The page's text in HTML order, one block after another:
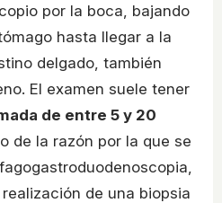
por la boca, bajando
hasta llegar a la
delgado, también
El examen suele tener
de entre 5 y 20
de la razón por la que se
de una biopsia